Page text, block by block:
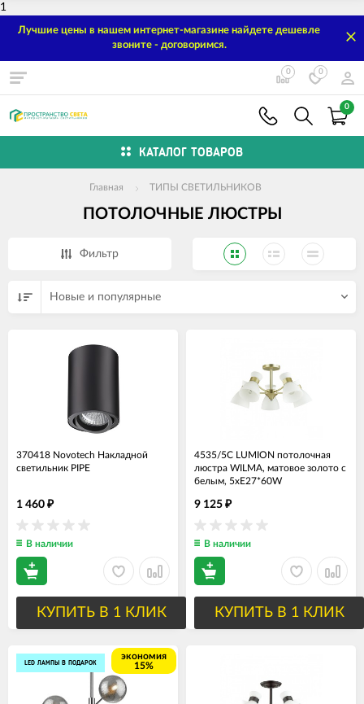
1
Лучшие цены в нашем интернет-магазине найдете дешевле
звоните - договоримся.
0 0
0
КАТАЛОГ ТОВАРОВ
Главная ТИПЫ СВЕТИЛЬНИКОВ
ПОТОЛОЧНЫЕ ЛЮСТРЫ
Фильтр
Новые и популярные
370418 Novotech Накладной
светильник PIPE
1 460 ₽
В наличии
КУПИТЬ В 1 КЛИК
4535/5C LUMION потолочная
люстра WILMA, матовое золото с
белым, 5хЕ27*60W
9 125 ₽
В наличии
КУПИТЬ В 1 КЛИК
LED ЛАМПЫ В ПОДАРОК
экономия
15%